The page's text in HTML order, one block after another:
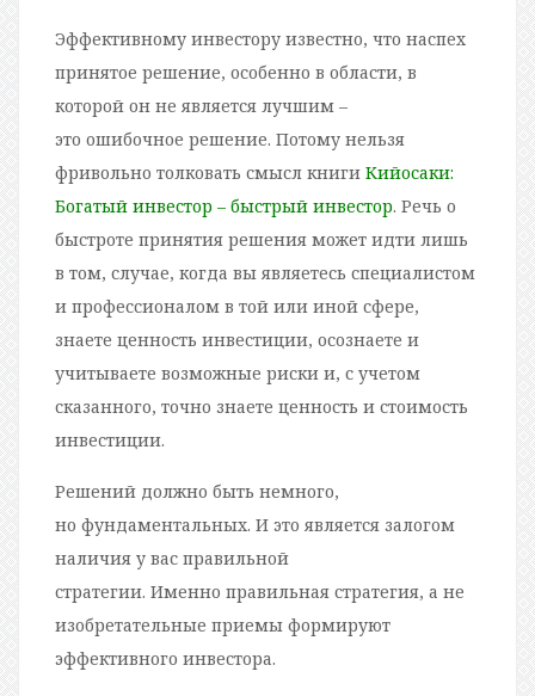
Эффективному инвестору известно, что наспех
принятое решение, особенно в области, в
которой он не является лучшим –
это ошибочное решение. Потому нельзя
фривольно толковать смысл книги Кийосаки:
Богатый инвестор – быстрый инвестор. Речь о
быстроте принятия решения может идти лишь
в том, случае, когда вы являетесь специалистом
и профессионалом в той или иной сфере,
знаете ценность инвестиции, осознаете и
учитываете возможные риски и, с учетом
сказанного, точно знаете ценность и стоимость
инвестиции.
Решений должно быть немного,
но фундаментальных. И это является залогом
наличия у вас правильной
стратегии. Именно правильная стратегия, а не
изобретательные приемы формируют
эффективного инвестора.